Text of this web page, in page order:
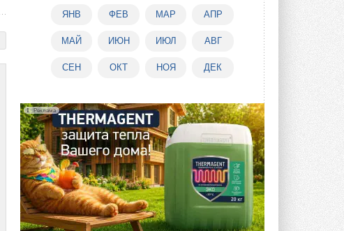
ЯНВ ФЕВ МАР АПР
МАЙ ИЮН ИЮЛ АВГ
СЕН ОКТ НОЯ ДЕК
Реклама